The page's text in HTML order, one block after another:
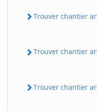
Trouver chantier
Trouver chantier
Trouver chantier